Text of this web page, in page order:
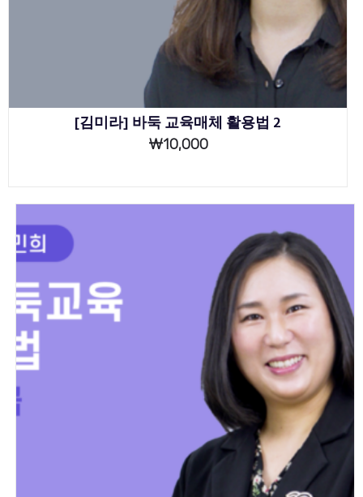
[김미라] 바둑 교육매체 활용법 2
₩10,000